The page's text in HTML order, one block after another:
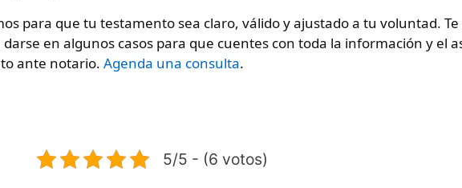
para que tu testamento sea claro, válido y ajustado a tu voluntad.
en algunos casos para que cuentes con toda la información y el
ante notario. Agenda una consulta.
5/5 - (6 votos)